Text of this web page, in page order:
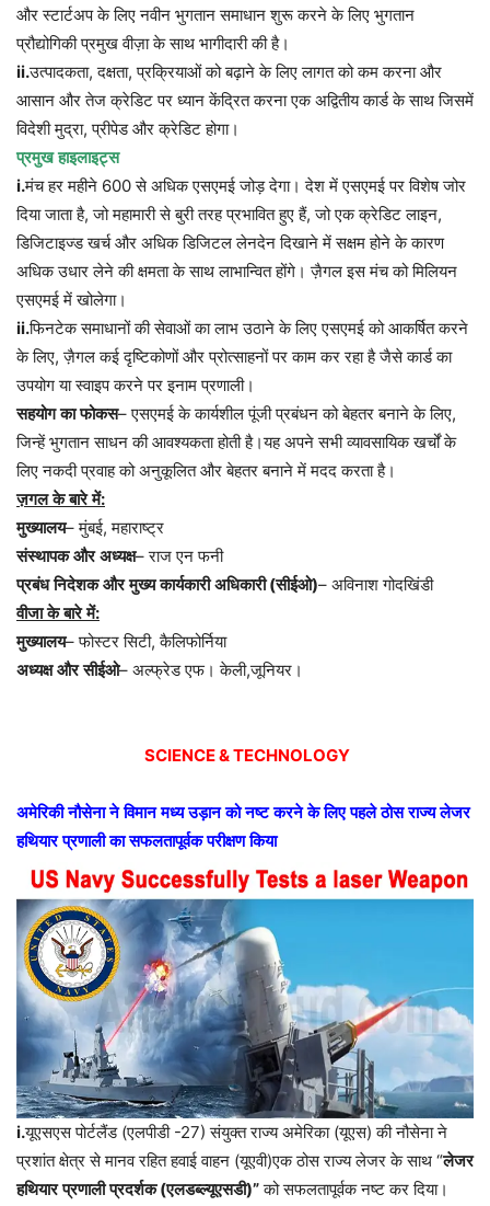
और स्टार्टअप के लिए नवीन भुगतान समाधान शुरू करने के लिए भुगतान
प्रौद्योगिकी प्रमुख वीज़ा के साथ भागीदारी की है।
ii.उत्पादकता,दक्षता,प्रक्रियाओं को बढ़ाने के लिए लागत को कम करना और
आसान और तेज क्रेडिट पर ध्यान केंद्रित करना एक अद्वितीय कार्ड के साथ जिसमें
विदेशी मुद्रा,प्रीपेड और क्रेडिट होगा।
प्रमुख हाइलाइट्स
i.मंच हर महीने 600से अधिक एसएमई जोड़ देगा। देश में एसएमई पर विशेष जोर
दिया जाता है,जो महामारी से बुरी तरह प्रभावित हुए हैं,जो एक क्रेडिट लाइन,
डिजिटाइज्ड खर्च और अधिक डिजिटल लेनदेन दिखाने में सक्षम होने के कारण
अधिक उधार लेने की क्षमता के साथ लाभान्वित होंगे। ज़ैगल इस मंच को मिलियन
एसएमई में खोलेगा।
ii.फिनटेक समाधानों की सेवाओं का लाभ उठाने के लिए एसएमई को आकर्षित करने
के लिए,ज़ैगल कई दृष्टिकोणों और प्रोत्साहनों पर काम कर रहा है जैसे कार्ड का
उपयोग या स्वाइप करने पर इनाम प्रणाली।
सहयोग का फोकस–एसएमई के कार्यशील पूंजी प्रबंधन को बेहतर बनाने के लिए,
जिन्हें भुगतान साधन की आवश्यकता होती है।यह अपने सभी व्यावसायिक खर्चों के
लिए नकदी प्रवाह को अनुकूलित और बेहतर बनाने में मदद करता है।
ज़गल के बारे में:
मुख्यालय–मुंबई,महाराष्ट्र
संस्थापक और अध्यक्ष–राज एन फनी
प्रबंध निदेशक और मुख्य कार्यकारी अधिकारी(सीईओ)– अविनाश गोदखिंडी
वीजा के बारे में:
मुख्यालय–फोस्टर सिटी,कैलिफोर्निया
अध्यक्ष और सीईओ– अल्फ्रेड एफ। केली,जूनियर।
SCIENCE & TECHNOLOGY
अमेरिकी नौसेना ने विमान मध्य उड़ान को नष्ट करने के लिए पहले ठोस राज्य लेजर
हथियार प्रणाली का सफलतापूर्वक परीक्षण किया
i.यूएसएस पोर्टलैंड (एलपीडी -27) संयुक्त राज्य अमेरिका (यूएस) की नौसेना ने
प्रशांत क्षेत्र से मानव रहित हवाई वाहन (यूएवी)एक ठोस राज्य लेजर के साथ “लेजर
हथियार प्रणाली प्रदर्शक(एलडब्ल्यूएसडी)”को सफलतापूर्वक नष्ट कर दिया।